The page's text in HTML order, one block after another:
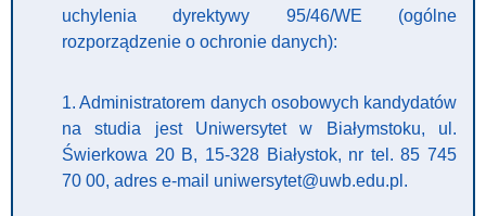
uchylenia dyrektywy 95/46/WE (ogólne
rozporządzenie o ochronie danych):
1. Administratorem danych osobowych kandydatów
na studia jest Uniwersytet w Białymstoku, ul.
Świerkowa 20 B, 15-328 Białystok, nr tel. 85 745
70 00, adres e-mail uniwersytet@uwb.edu.pl.